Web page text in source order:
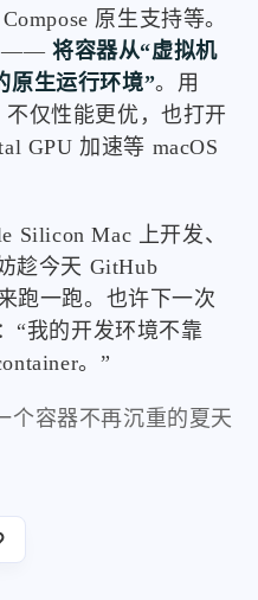
原生支持等。
——将容器从“虚拟机
原生运行环境”。用
仅性能更优，也打开
GPU 加速等 macOS
Silicon Mac 上开发、
趁今天 GitHub
跑一跑。也许下一次
“我的开发环境不靠
。”
容器不再沉重的夏天